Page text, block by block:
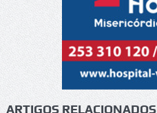
ARTIGOS RELACIONADOS